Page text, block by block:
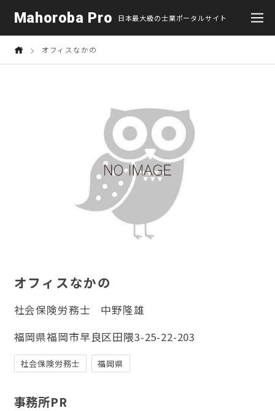
Mahoroba Pro 日本最大級の士業ポータルサイト
オフィスなかの
オフィスなかの
社会保険労務士
中野隆雄
福岡県福岡市早良区田隈3-25-22-203
社会保険労務士 福岡県
事務所PR